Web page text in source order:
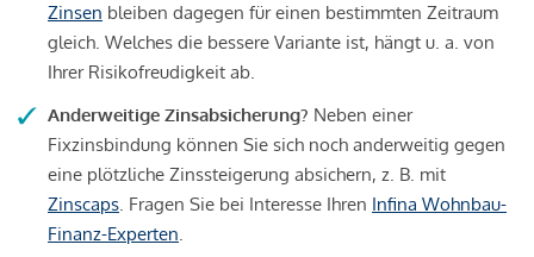
Zinsen bleiben dagegen für einen bestimmten Zeitraum
gleich. Welches die bessere Variante ist, hängt u. a. von
Ihrer Risikofreudigkeit ab.
Anderweitige Zinsabsicherung? Neben einer
Fixzinsbindung können Sie sich noch anderweitig gegen
eine plötzliche Zinssteigerung absichern, z. B. mit
Zinscaps. Fragen Sie bei Interesse Ihren Infina Wohnbau-
Finanz-Experten.